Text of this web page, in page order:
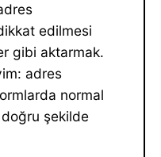
edilmesi
gibi aktarmak.
adres
normal
şekilde